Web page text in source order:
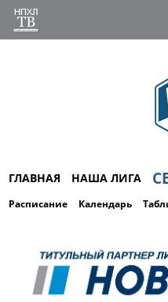
ГЛАВНАЯ НАША ЛИГА
Расписание Календарь